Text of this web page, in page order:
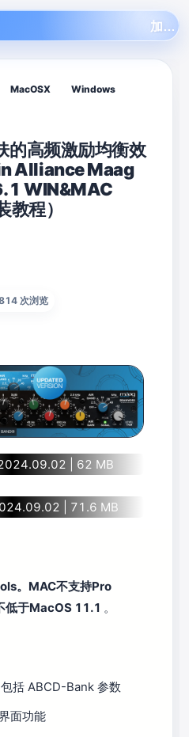
MacOSX Windows
的高频激励均衡效
Alliance Maag
WIN&MAC
程）
次浏览
| 62 MB
| 71.6 MB
。MAC不支持Pro
低于MacOS 11.1 。
括 ABCD-Bank 参数
面功能
加入暗黑皮肤的高频激励均衡效果器！Plugin Alliance Maag EQ4 v.1.16.1 WIN&MAC U2B（附安装教程）